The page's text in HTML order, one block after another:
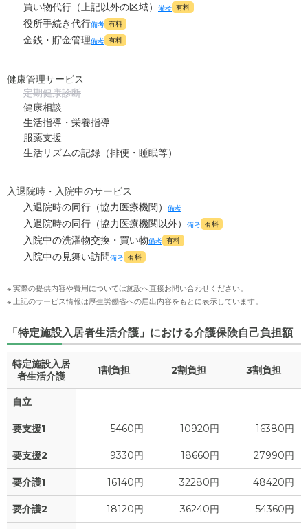
買い物代行（上記以外の区域） 備考 有料
役所手続き代行備考 有料
金銭・貯金管理備考 有料
健康管理サービス
定期健康診断
健康相談
生活指導・栄養指導
服薬支援
生活リズムの記録（排便・睡眠等）
入退院時・入院中のサービス
入退院時の同行（協力医療機関） 備考
入退院時の同行（協力医療機関以外） 備考 有料
入院中の洗濯物交換・買い物備考 有料
入院中の見舞い訪問備考 有料
※ 実際の提供内容や費用については施設へ直接お問い合わせください。
※ 上記のサービス情報は厚生労働省への届出内容をもとに表示しています。
「特定施設入居者生活介護」における介護保険自己負担額
特定施設入居
者生活介護
1割負担 2割負担 3割負担
自立 - - -
要支援1 5460円 10920円 16380円
要支援2 9330円 18660円 27990円
要介護1 16140円 32280円 48420円
要介護2 18120円 36240円 54360円